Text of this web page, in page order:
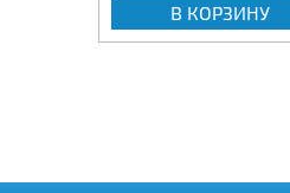
В КОРЗИНУ